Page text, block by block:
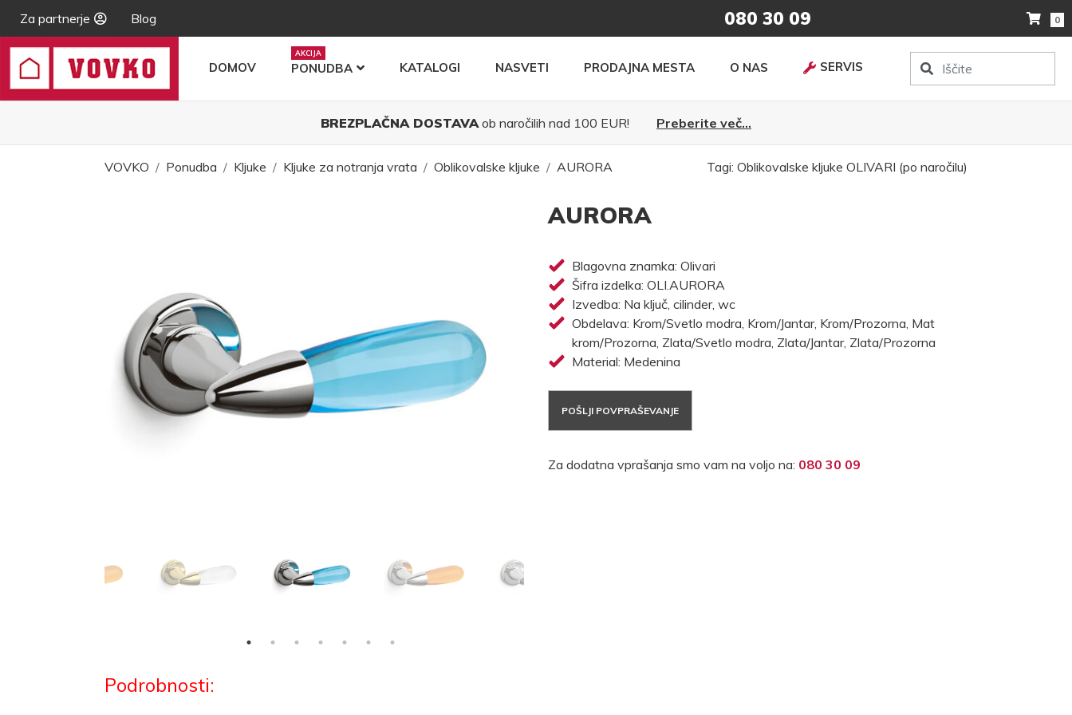
Za partnerje Blog 080 30 09 0
DOMOV PONUDBA KATALOGI NASVETI PRODAJNA MESTA O NAS SERVIS
BREZPLAČNA DOSTAVAob naročilih nad 100 EUR! Preberite več...
VOVKO Ponudba Kljuke Kljuke za notranja vrata Oblikovalske kljuke AURORA Tagi: Oblikovalske kljuke OLIVARI (po naročilu)
AURORA
Blagovna znamka: Olivari
Šifra izdelka: OLI.AURORA
Izvedba: Na ključ, cilinder, wc
Obdelava: Krom/Svetlo modra, Krom/Jantar, Krom/Prozorna, Mat
krom/Prozorna, Zlata/Svetlo modra, Zlata/Jantar, Zlata/Prozorna
Material: Medenina
POŠLJI POVPRAŠEVANJE
Za dodatna vprašanja smo vam na voljo na: 080 30 09
Podrobnosti: